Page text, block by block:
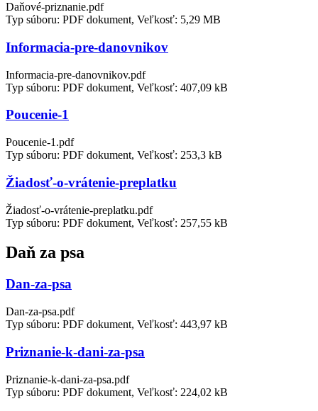
Daňové-priznanie.pdf
Typ súboru: PDF dokument, Veľkosť: 5,29 MB
Informacia-pre-danovnikov
Informacia-pre-danovnikov.pdf
Typ súboru: PDF dokument, Veľkosť: 407,09 kB
Poucenie-1
Poucenie-1.pdf
Typ súboru: PDF dokument, Veľkosť: 253,3 kB
Žiadosť-o-vrátenie-preplatku
Žiadosť-o-vrátenie-preplatku.pdf
Typ súboru: PDF dokument, Veľkosť: 257,55 kB
Daň za psa
Dan-za-psa
Dan-za-psa.pdf
Typ súboru: PDF dokument, Veľkosť: 443,97 kB
Priznanie-k-dani-za-psa
Priznanie-k-dani-za-psa.pdf
Typ súboru: PDF dokument, Veľkosť: 224,02 kB